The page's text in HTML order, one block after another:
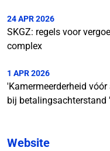
24 APR 2026
SKGZ: regels voor
complex
1 APR 2026
'Kamermeerderheid
bij betalingsachterstand '
Website